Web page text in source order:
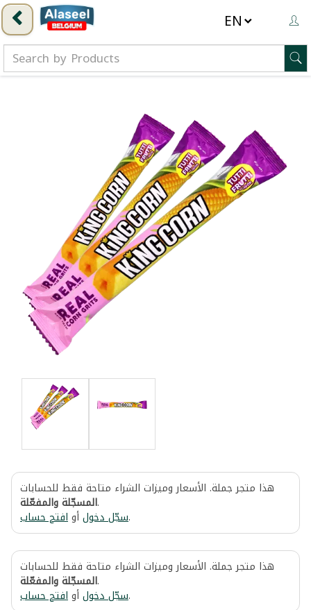
هذا متجر جملة. الأسعار وميزات الشراء متاحة فقط للحسابات
المسجّلة والمفعّلة.
سجّل دخولأوافتح حساب .
هذا متجر جملة. الأسعار وميزات الشراء متاحة فقط للحسابات
المسجّلة والمفعّلة.
سجّل دخولأوافتح حساب .